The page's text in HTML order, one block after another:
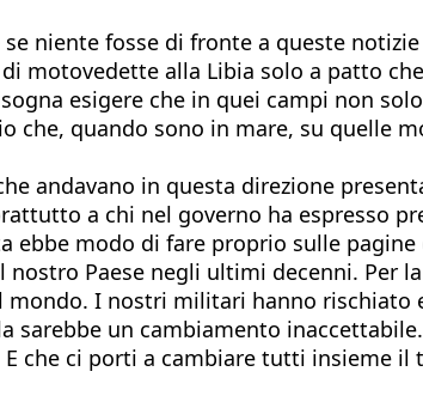
niente fosse di fronte a queste
motovedette alla Libia solo a patto
esigere che in quei campi non
che, quando sono in mare, su quelle
andavano in questa direzione
a chi nel governo ha espresso
modo di fare proprio sulle
Paese negli ultimi decenni. Per
I nostri militari hanno rischiato
un cambiamento
che ci porti a cambiare tutti insieme